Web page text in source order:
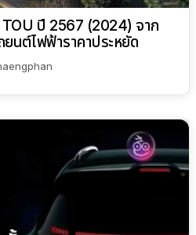
ปี 2567 (2024) จาก
ยนต์ไฟฟ้าราคาประหยัด